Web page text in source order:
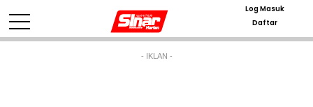
Log Masuk
Daftar
- IKLAN -